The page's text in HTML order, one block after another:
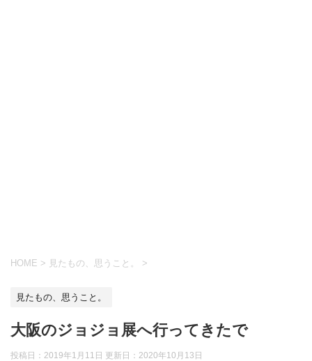
HOME > 見たもの、思うこと。 >
見たもの、思うこと。
大阪のジョジョ展へ行ってきたで
投稿日：2019年1月11日 更新日： 2020年10月13日